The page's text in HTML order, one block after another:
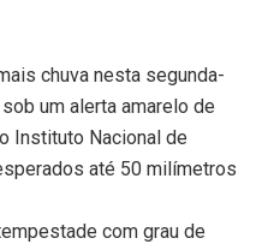
chuva nesta segunda-
um alerta amarelo de
Instituto Nacional de
até 50 milímetros
com grau de